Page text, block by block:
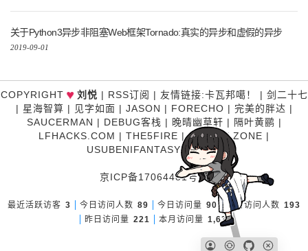
关于Python3异步非阻塞Web框架Tornado:真实的异步和虚假的异步
2019-09-01
COPYRIGHT♥ 刘悦 | RSS订阅 | 友情链接:卡瓦邦噶！ | 剑二十七
| 星海智算 | 见字如面 | JASON | FORECHO | 完美的胖达 |
SAUCERMAN | DEBUG客栈 | 晚晴幽草轩 | 隔叶黄鹂 |
LFHACKS.COM | THE5FIRE |P3TERX ZONE |
USUBENIFANTASY|糊涂说
京ICP备17064481号-1
最近活跃访客 3 今日访问人数 89 今日访问量 90 昨日访问人数 193
昨日访问量 221 本月访问量 1,631